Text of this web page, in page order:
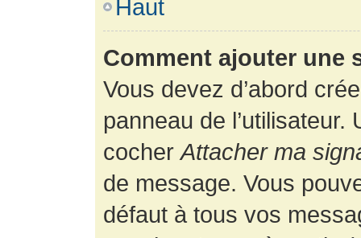
Haut
Comment ajouter une
Vous devez d’abord
panneau de
cocherAttacher ma
de message. Vous
défaut à tous vos